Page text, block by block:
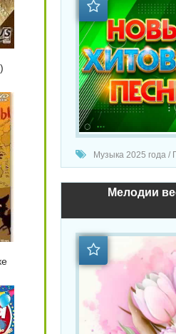
Музыка 2025 года
Мелодии